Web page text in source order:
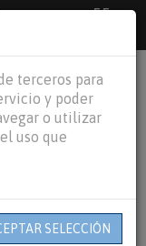
55
person shopping_cart
terceros para
y poder
o utilizar
uso que
SELECCIÓN